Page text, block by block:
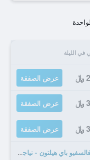
في الليلة
عرض الصفقة
عرض الصفقة
عرض الصفقة
53 صفقة إضافية لـ منتجع وسبا دبل تري فالسفيو باي هيلتون - نياجرا فولز